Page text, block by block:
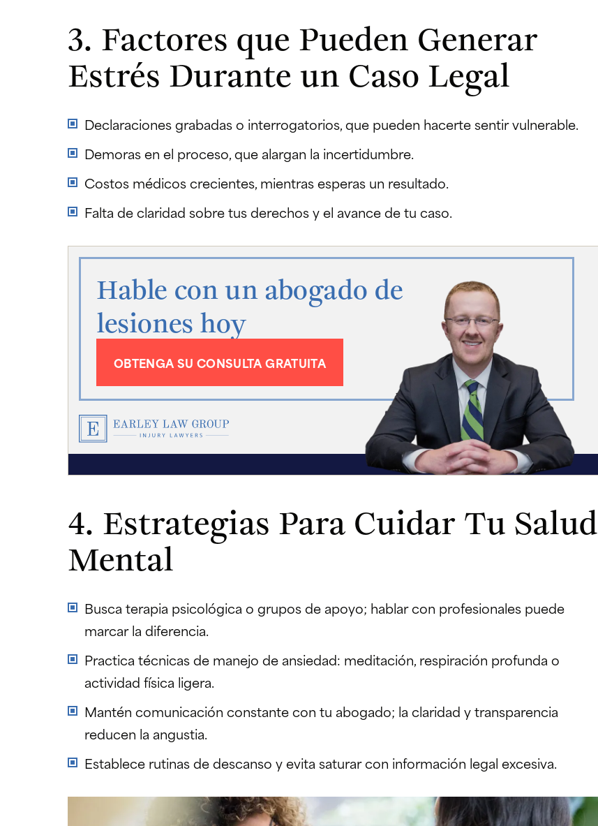
3. Factores que Pueden Generar
Estrés Durante un Caso Legal
Declaraciones grabadas o interrogatorios, que pueden hacerte sentir vulnerable.
Demoras en el proceso, que alargan la incertidumbre.
Costos médicos crecientes, mientras esperas un resultado.
Falta de claridad sobre tus derechos y el avance de tu caso.
Hable con un abogado de
lesiones hoy
OBTENGA SU CONSULTA GRATUITA
4. Estrategias Para Cuidar Tu Salud
Mental
Busca terapia psicológica o grupos de apoyo; hablar con profesionales puede
marcar la diferencia.
Practica técnicas de manejo de ansiedad: meditación, respiración profunda o
actividad física ligera.
Mantén comunicación constante con tu abogado; la claridad y transparencia
reducen la angustia.
Establece rutinas de descanso y evita saturar con información legal excesiva.